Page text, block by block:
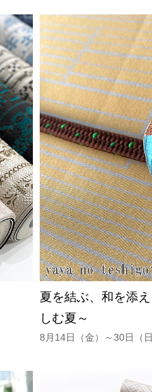
夏を結ぶ、和を添
しむ夏～
8月14日（金）～30日（